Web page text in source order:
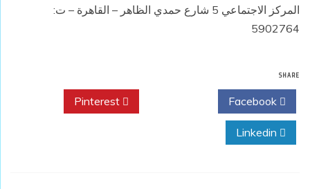
المركز الاجتماعي 5 شارع حمدي الظاهر – القاهرة – ت:
5902764
SHARE